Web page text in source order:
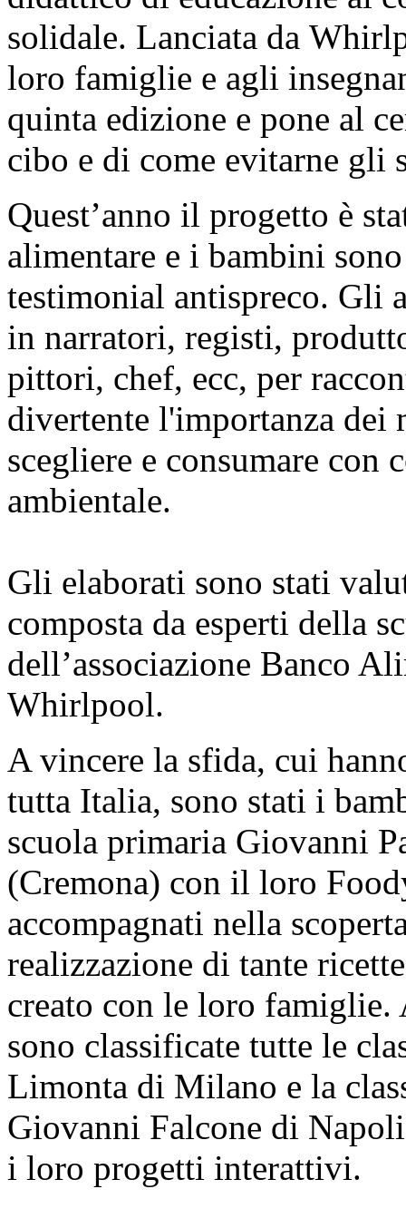
solidale. Lanciata da
loro famiglie e agli
quinta edizione e pone al
cibo e di come evitarne gli
Quest’anno il progetto è
alimentare e i bambini
testimonial antispreco. Gli
in narratori, registi,
pittori, chef, ecc, per
divertente l'importanza
scegliere e consumare con
ambientale.
Gli elaborati sono stati
composta da esperti della
dell’associazione Banco
Whirlpool.
A vincere la sfida, cui
tutta Italia, sono stati i
scuola primaria Giovanni
(Cremona) con il loro
accompagnati nella
realizzazione di tante
creato con le loro famiglie.
sono classificate tutte le
Limonta di Milano e la
Giovanni Falcone di
i loro progetti interattivi.